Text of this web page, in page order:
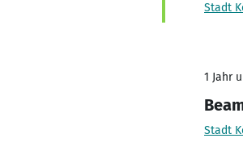
Stadt
1 Jahr
Stadt